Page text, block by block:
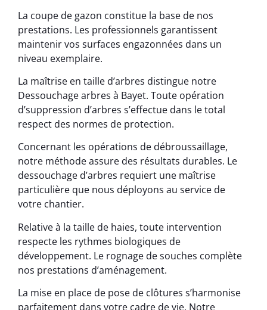
La coupe de gazon constitue la base de nos
prestations. Les professionnels garantissent
maintenir vos surfaces engazonnées dans un
niveau exemplaire.
La maîtrise en taille d’arbres distingue notre
Dessouchage arbres à Bayet. Toute opération
d’suppression d’arbres s’effectue dans le total
respect des normes de protection.
Concernant les opérations de débroussaillage,
notre méthode assure des résultats durables. Le
dessouchage d’arbres requiert une maîtrise
particulière que nous déployons au service de
votre chantier.
Relative à la taille de haies, toute intervention
respecte les rythmes biologiques de
développement. Le rognage de souches complète
nos prestations d’aménagement.
La mise en place de pose de clôtures s’harmonise
parfaitement dans votre cadre de vie. Notre